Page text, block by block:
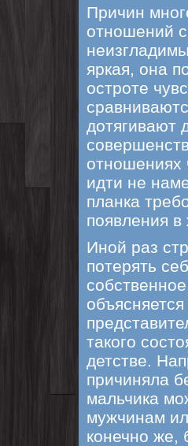
Причин
отношений
яркая, она
остроте
дотягивают
отношениях
идти не
планка
появления
Иной раз
потерять
такого
детстве.
причиняла
мальчика
мужчинам
конечно же,